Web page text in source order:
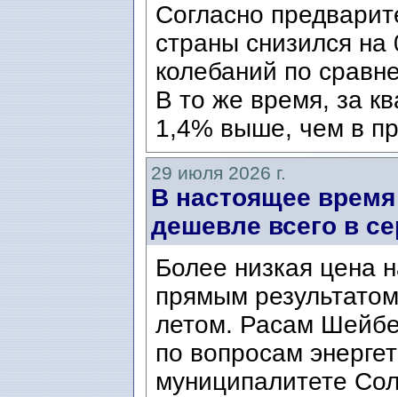
Согласно
страны снизился
колебаний по
В то же время, за
1,4% выше, чем в
29 июля 2026 г.
В настоящее
дешевле всего в
Более низкая цена
прямым
летом. Расам
по вопросам
муниципалитете